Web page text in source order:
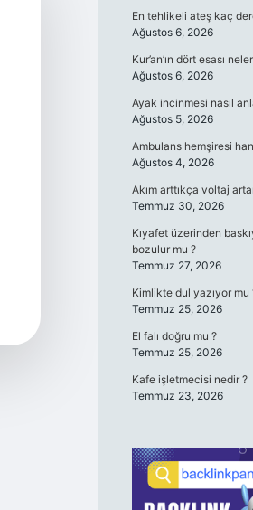
En tehlikeli ateş kaç
Ağustos 6, 2026
Kur’an’ın dört esası
Ağustos 6, 2026
Ayak incinmesi nasıl
Ağustos 5, 2026
Ambulans hemşiresi
Ağustos 4, 2026
Akım arttıkça voltaj
Temmuz 30, 2026
Kıyafet üzerinden
bozulur mu ?
Temmuz 27, 2026
Kimlikte dul yazıyor mu
Temmuz 25, 2026
El falı doğru mu ?
Temmuz 25, 2026
Kafe işletmecisi nedir ?
Temmuz 23, 2026